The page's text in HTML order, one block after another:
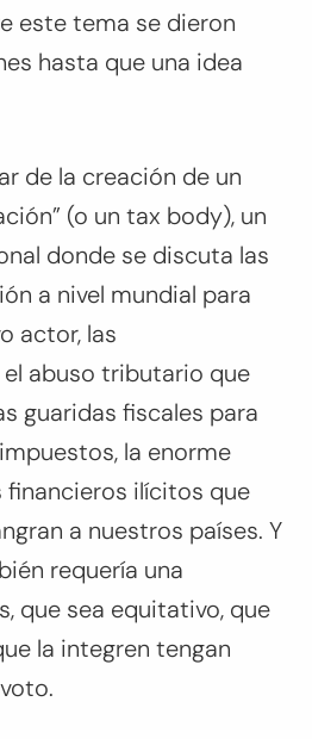
este tema se dieron
hasta que una idea
de la creación de un
(o un tax body), un
donde se discuta las
a nivel mundial para
actor, las
abuso tributario que
guaridas fiscales para
la enorme
ilícitos que
a nuestros países. Y
requería una
que sea equitativo, que
la integren tengan